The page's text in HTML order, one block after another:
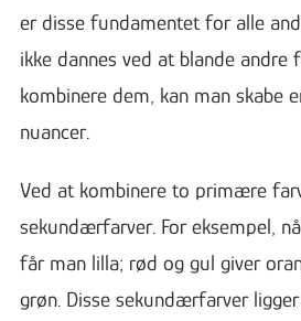
er disse fundamentet for alle
ikke dannes ved at blande andre
kombinere dem, kan man skabe
nuancer.
Ved at kombinere to primære
sekundærfarver. For eksempel,
får man lilla; rød og gul giver
grøn. Disse sekundærfarver